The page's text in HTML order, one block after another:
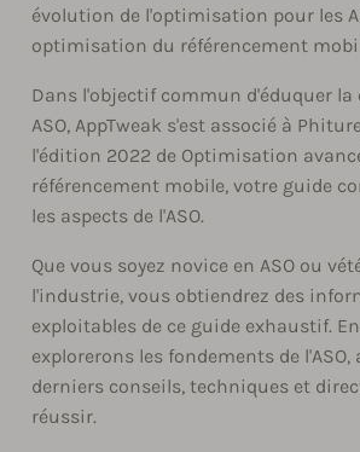
évolution de l'optimisation pour les
optimisation du référencement
Dans l'objectif commun d'éduquer
ASO, AppTweak s'est associé à
l'édition 2022 de Optimisation
référencement mobile, votre guide
les aspects de l'ASO.
Que vous soyez novice en ASO ou
l'industrie, vous obtiendrez des
exploitables de ce guide exhaustif.
explorerons les fondements de
derniers conseils, techniques et
réussir.